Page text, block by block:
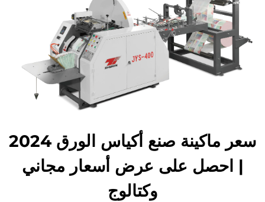
أخبار
اتصل
سعر ماكينة صنع أكياس الورق 2024
| احصل على عرض أسعار مجاني
وكتالوج